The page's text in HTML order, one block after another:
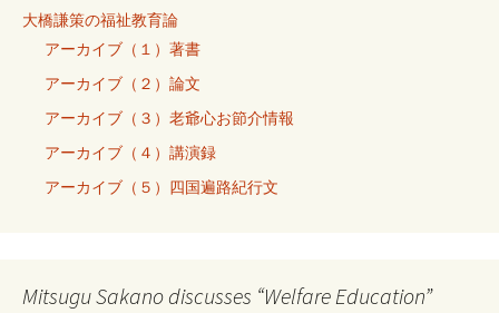
大橋謙策の福祉教育論
アーカイブ（１）著書
アーカイブ（２）論文
アーカイブ（３）老爺心お節介情報
アーカイブ（４）講演録
アーカイブ（５）四国遍路紀行文
Mitsugu Sakano discusses “Welfare Education”